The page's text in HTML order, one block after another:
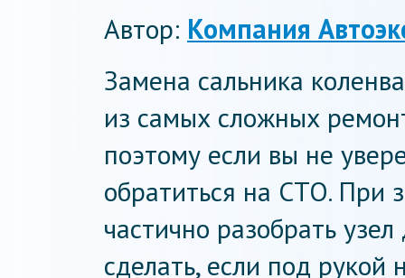
Автор: Компания
Замена сальника
из самых сложных
поэтому если вы не
обратиться на СТО. При
частично разобрать
сделать, если под рукой